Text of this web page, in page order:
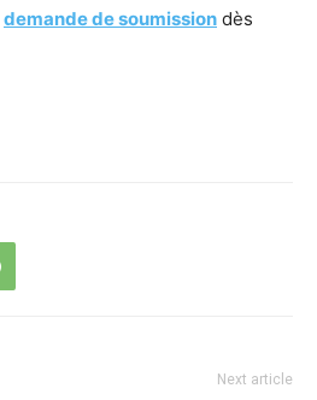
demande de soumission dès
Next article